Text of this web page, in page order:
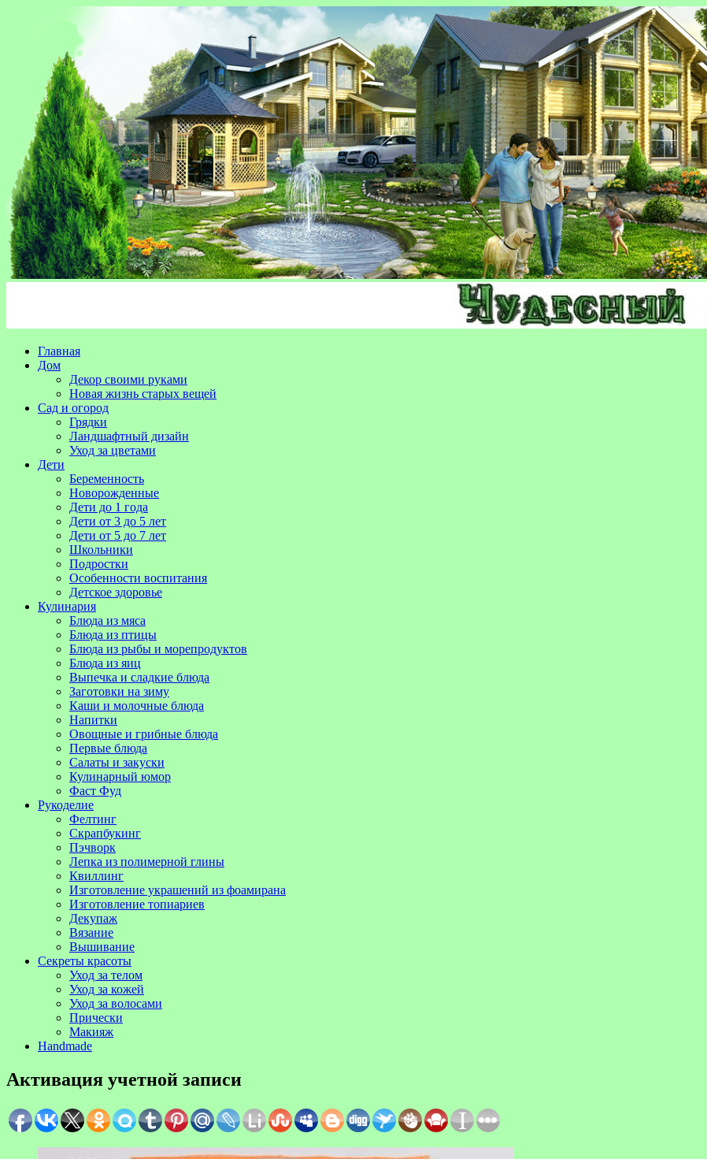
Главная
Дом
Декор своими руками
Новая жизнь старых вещей
Сад и огород
Грядки
Ландшафтный дизайн
Уход за цветами
Дети
Беременность
Новорожденные
Дети до 1 года
Дети от 3 до 5 лет
Дети от 5 до 7 лет
Школьники
Подростки
Особенности воспитания
Детское здоровье
Кулинария
Блюда из мяса
Блюда из птицы
Блюда из рыбы и морепродуктов
Блюда из яиц
Выпечка и сладкие блюда
Заготовки на зиму
Каши и молочные блюда
Напитки
Овощные и грибные блюда
Первые блюда
Салаты и закуски
Кулинарный юмор
Фаст Фуд
Рукоделие
Фелтинг
Скрапбукинг
Пэчворк
Лепка из полимерной глины
Квиллинг
Изготовление украшений из фоамирана
Изготовление топиариев
Декупаж
Вязание
Вышивание
Секреты красоты
Уход за телом
Уход за кожей
Уход за волосами
Прически
Макияж
Handmade
Активация учетной записи